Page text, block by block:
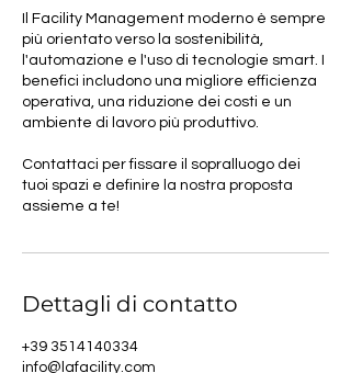
Il Facility Management moderno è sempre
più orientato verso la sostenibilità,
l'automazione e l'uso di tecnologie smart. I
benefici includono una migliore efficienza
operativa, una riduzione dei costi e un
ambiente di lavoro più produttivo.
Contattaci per fissare il sopralluogo dei
tuoi spazi e definire la nostra proposta
assieme a te!
Dettagli di contatto
+39 3514140334
info@lafacility.com